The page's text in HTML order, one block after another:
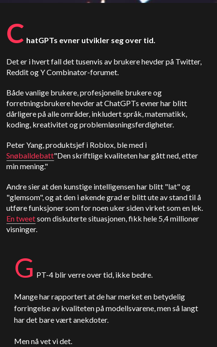
C hatGPTs evner utvikler seg over tid.
Det er i hvert fall det tusenvis av brukere hevder på Twitter,
Reddit og Y Combinator-forumet.
Både vanlige brukere, profesjonelle brukere og
forretningsbrukere hevder at ChatGPTs evner har blitt
dårligere på alle områder, inkludert språk, matematikk,
koding, kreativitet og problemløsningsferdigheter.
Peter Yang, produktsjef i Roblox, ble med i
Snøballdebatt"Den skriftlige kvaliteten har gått ned, etter
min mening."
Andre sier at den kunstige intelligensen har blitt "lat" og
"glemsom", og at den i økende grad er blitt ute av stand til å
utføre funksjoner som for noen uker siden virket som en lek.
En tweetsom diskuterte situasjonen, fikk hele 5,4 millioner
visninger.
G PT-4 blir verre over tid, ikke bedre.
Mange har rapportert at de har merket en betydelig
forringelse av kvaliteten på modellsvarene, men så langt
har det bare vært anekdoter.
Men nå vet vi det.